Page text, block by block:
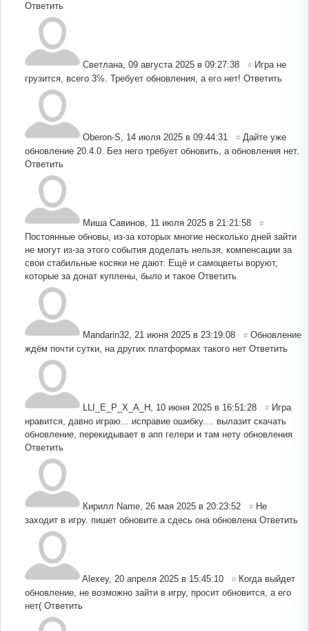
Ответить
Светлана, 09 августа 2025 в 09:27:38 # Игра не
грузится, всего 3℅. Требует обновления, а его нет! Ответить
Oberon-S, 14 июля 2025 в 09:44:31 # Дайте уже
обновление 20.4.0. Без него требует обновить, а обновления нет.
Ответить
Миша Савинов, 11 июля 2025 в 21:21:58 #
Постоянные обновы, из-за которых многие несколько дней зайти
не могут из-за этого события доделать нельзя, компенсации за
свои стабильные косяки не дают. Ещё и самоцветы воруют,
которые за донат куплены, было и такое Ответить
Mandarin32, 21 июня 2025 в 23:19:08 # Обновление
ждём почти сутки, на других платформах такого нет Ответить
LLI_E_P_X_A_H , 10 июня 2025 в 16:51:28 # Игра
нравится, давно играю... исправие ошибку.... вылазит скачать
обновление, перекидывает в апп гелери и там нету обновления
Ответить
Кирилл Name, 26 мая 2025 в 20:23:52 # Не
заходит в игру. пишет обновите.а сдесь она обновлена Ответить
Alexey, 20 апреля 2025 в 15:45:10 # Когда выйдет
обновление, не возможно зайти в игру, просит обновится, а его
нет( Ответить